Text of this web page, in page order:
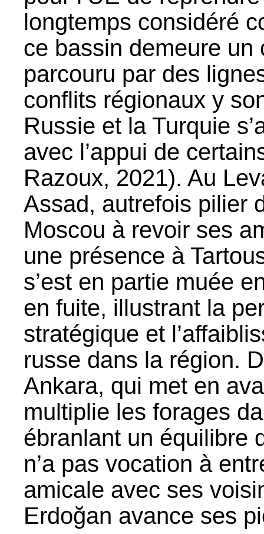
longtemps considéré
ce bassin demeure un
parcouru par des
conflits régionaux y
Russie et la Turquie
avec l’appui de
Razoux, 2021). Au
Assad, autrefois pilier
Moscou à revoir ses
une présence à
s’est en partie muée
en fuite, illustrant la
stratégique et
russe dans la région.
Ankara, qui met en
multiplie les forages
ébranlant un équilibre
n’a pas vocation à
amicale avec ses
Erdoğan avance ses